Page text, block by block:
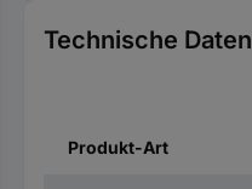
Technische Daten
Produkt-Art